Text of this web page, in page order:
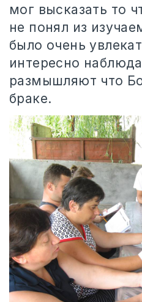
мог высказать то
не понял из
было очень
интересно
размышляют что
браке.